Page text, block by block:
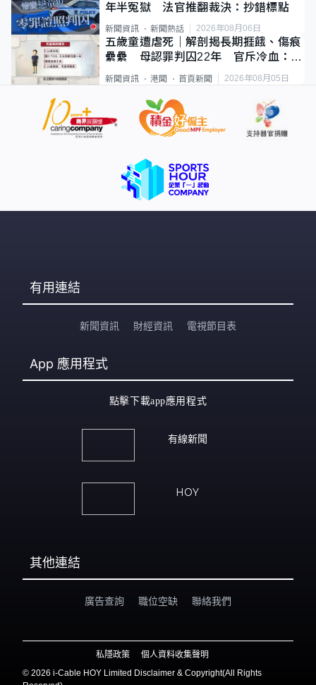
年半冤獄 法官推翻裁決：抄錯標點
新聞資訊 新聞熱話 2026年08月06日
五歲童遭虐死｜解剖揭長期捱餓、傷痕
纍纍 母認罪判囚22年 官斥冷血：同
類案最惡劣
新聞資訊 港聞 首頁新聞 2026年08月05日
有用連結
新聞資訊 財經資訊 電視節目表
App 應用程式
點擊下載app應用程式
有線新聞
HOY
其他連結
廣告查詢 職位空缺 聯絡我們
私隱政策
個人資料收集聲明
© 2026 i-Cable HOY Limited Disclaimer & Copyright(All Rights